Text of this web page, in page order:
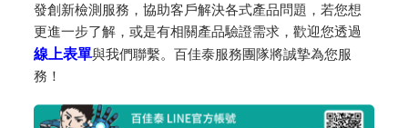
發創新檢測服務，協助客戶解決各式產品問題，若您想
更進一步了解，或是有相關產品驗證需求，歡迎您透過
線上表單與我們聯繫。百佳泰服務團隊將誠摯為您服
務！